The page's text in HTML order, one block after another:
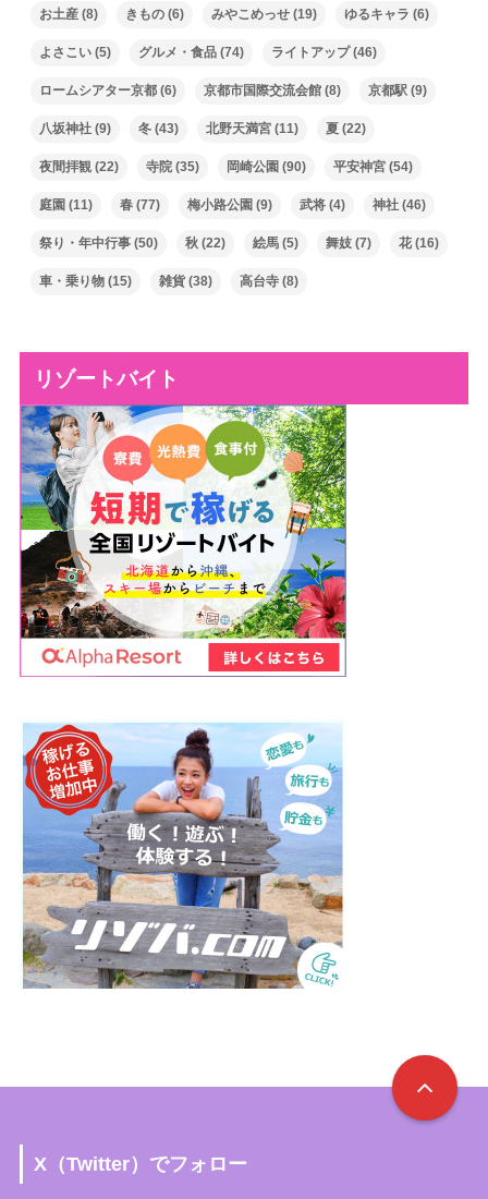
お土産(8) きもの(6) みやこめっせ(19) ゆるキャラ (6)
よさこい(5) グルメ・食品(74) ライトアップ(46)
ロームシアター京都(6) 京都市国際交流会館(8) 京都駅(9)
八坂神社(9) 冬(43) 北野天満宮(11) 夏(22)
夜間拝観(22) 寺院(35) 岡崎公園 (90) 平安神宮(54)
庭園 (11) 春(77) 梅小路公園 (9) 武将(4) 神社(46)
祭り・年中行事(50) 秋(22) 絵馬(5) 舞妓(7) 花(16)
車・乗り物(15) 雑貨(38) 高台寺(8)
リゾートバイト
X（Twitter）でフォロー